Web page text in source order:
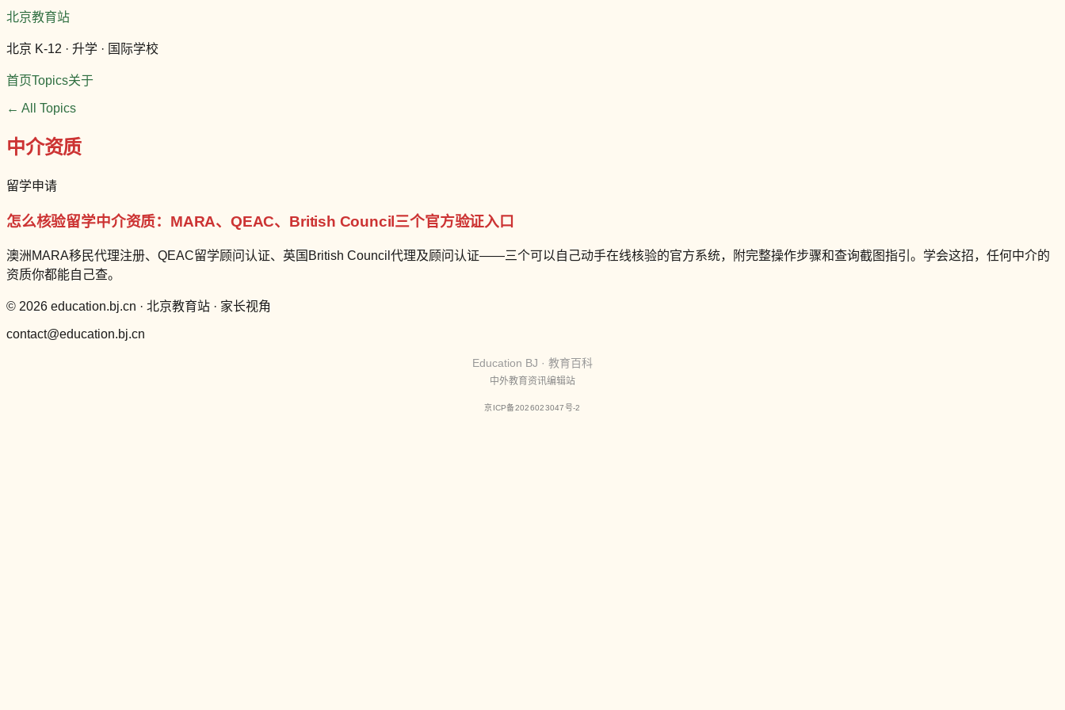
北京教育站
北京 K-12 · 升学 · 国际学校
首页Topics关于
← All Topics
中介资质
留学申请
怎么核验留学中介资质：MARA、QEAC、British Council三个官方验证入口
澳洲MARA移民代理注册、QEAC留学顾问认证、英国British Council代理及顾问认证——三个可以自己动手在线核验的官方系统，附完整操作步骤和查询截图指引。学会这招，任何中介的
资质你都能自己查。
© 2026 education.bj.cn · 北京教育站 · 家长视角
contact@education.bj.cn
Education BJ · 教育百科
中外教育资讯编辑站
京ICP备2026023047号-2